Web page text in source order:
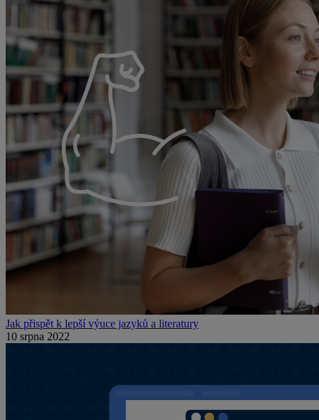
Jak přispět k lepší výuce jazyků a literatury
10 srpna 2022